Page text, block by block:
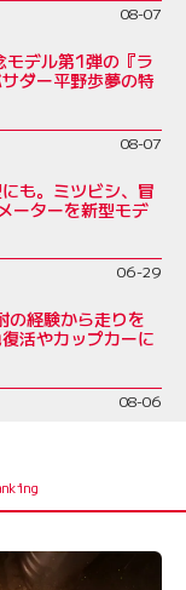
08-07
デル第1弾の『ラ
ダー平野歩夢の特
08-07
も。ミツビシ、冒
ーターを新型モデ
06-29
の経験から走りを
活やカップカーに
08-06